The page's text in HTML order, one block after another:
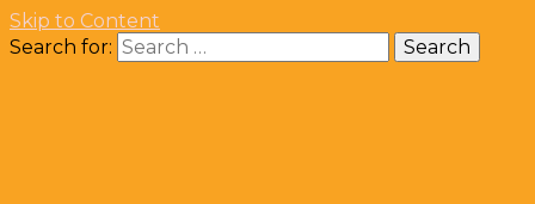
Skip to Content
Search for: